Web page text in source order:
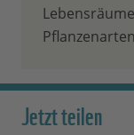
Jetzt teilen